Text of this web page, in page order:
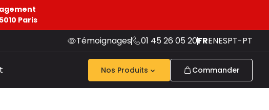
Paris
Témoignages 01 45 26 05 20FRENESPT-PT
Nos Produits Commander